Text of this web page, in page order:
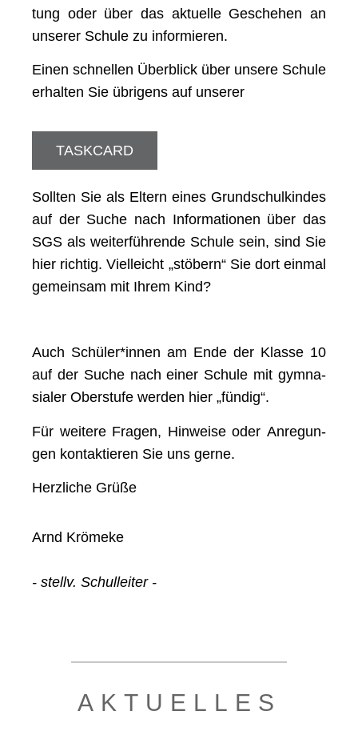
tung oder über das aktu­el­le Gesche­hen an
unse­rer Schu­le zu informieren.
Einen schnel­len Über­blick über unse­re Schu­le
erhal­ten Sie übri­gens auf unserer
TASKCARD
Soll­ten Sie als Eltern eines Grund­schul­kin­des
auf der Suche nach Infor­ma­tio­nen über das
SGS als wei­ter­füh­ren­de Schu­le sein, sind Sie
hier rich­tig. Viel­leicht „stö­bern“ Sie dort ein­mal
gemein­sam mit Ihrem Kind?
Auch Schüler*innen am Ende der Klas­se 10
auf der Suche nach einer Schu­le mit gym­na­
sia­ler Ober­stu­fe wer­den hier „fün­dig“.
Für wei­te­re Fra­gen, Hin­wei­se oder Anre­gun­
gen kon­tak­tie­ren Sie uns gerne.
Herz­li­che Grüße
Arnd Krö­me­ke
- stellv. Schulleiter -
AKTU­EL­LES